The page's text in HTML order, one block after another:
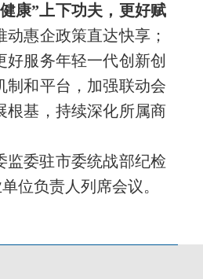
康”上下功夫，更好赋
惠企政策直达快享；
服务年轻一代创新创
制和平台，加强联动会
根基，持续深化所属商
监委驻市委统战部纪检
位负责人列席会议。